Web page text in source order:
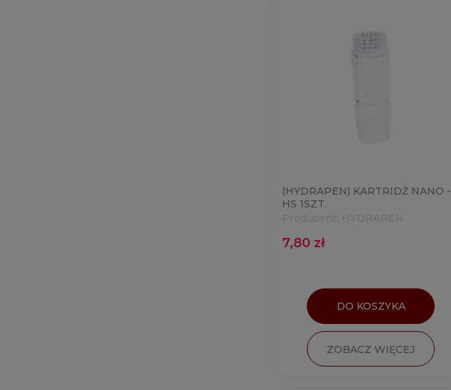
(HYDRAPEN) KARTRIDŻ NANO -
HS 1SZT.
7,80 zł
DO KOSZYKA
ZOBACZ WIĘCEJ